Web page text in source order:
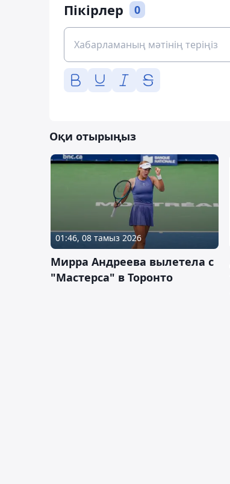
Пікірлер 0
Оқи отырыңыз
01:46, 08 тамыз 2026
Мирра Андреева вылетела с
"Мастерса" в Торонто